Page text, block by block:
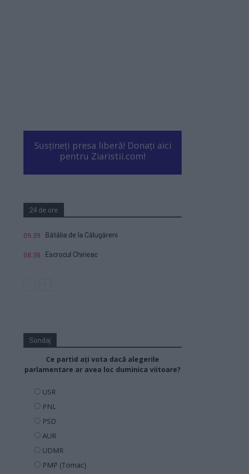
Susțineți presa liberă! Donați aici
pentru Ziaristii.com!
24 de ore
09.39 Bătălia de la Călugăreni
08.38 Escrocul Chirieac
Sondaj
Ce partid ați vota dacă alegerile
parlamentare ar avea loc duminica viitoare?
USR
PNL
PSD
AUR
UDMR
PMP (Tomac)